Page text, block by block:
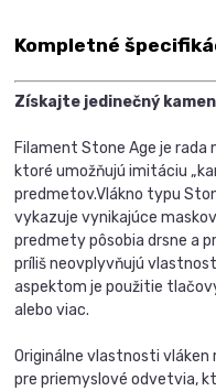
Kompletné
Získajte jedinečný
Filament Stone Age je rada
ktoré umožňujú imitáciu
predmetov.Vlákno typu
vykazuje vynikajúce
predmety pôsobia drsne a
príliš neovplyvňujú
aspektom je použitie
alebo viac.
Originálne vlastnosti
pre priemyslové odvetvia,